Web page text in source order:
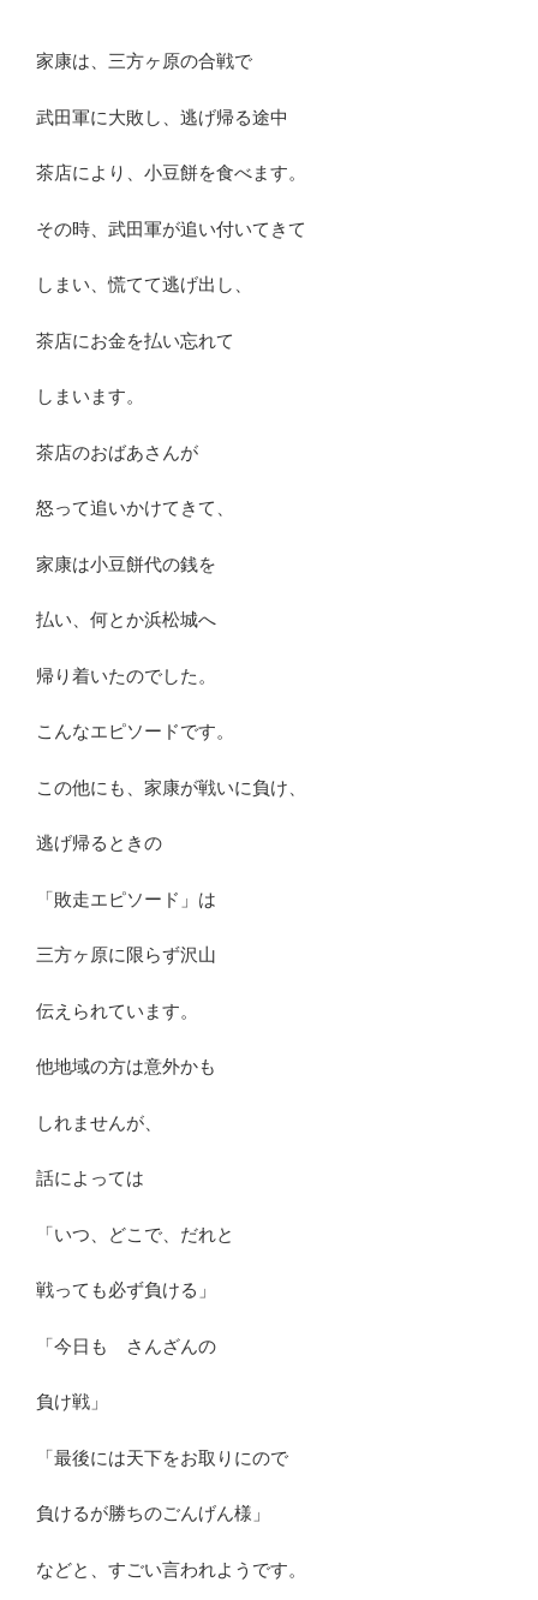
家康は、三方ヶ原の合戦で
武田軍に大敗し、逃げ帰る途中
茶店により、小豆餅を食べます。
その時、武田軍が追い付いてきて
しまい、慌てて逃げ出し、
茶店にお金を払い忘れて
しまいます。
茶店のおばあさんが
怒って追いかけてきて、
家康は小豆餅代の銭を
払い、何とか浜松城へ
帰り着いたのでした。
こんなエピソードです。
この他にも、家康が戦いに負け、
逃げ帰るときの
「敗走エピソード」は
三方ヶ原に限らず沢山
伝えられています。
他地域の方は意外かも
しれませんが、
話によっては
「いつ、どこで、だれと
戦っても必ず負ける」
「今日も さんざんの
負け戦」
「最後には天下をお取りにので
負けるが勝ちのごんげん様」
などと、すごい言われようです。